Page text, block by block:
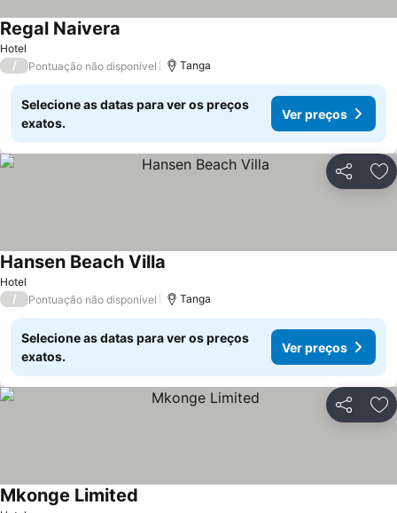
Hotel
Regal Naivera
/ Pontuação não disponível Tanga
Selecione as datas para ver os preços
exatos.
Ver preços
Partilhar
Hotel
Hansen Beach Villa
/ Pontuação não disponível Tanga
Selecione as datas para ver os preços
exatos.
Ver preços
Partilhar
Mkonge Limited